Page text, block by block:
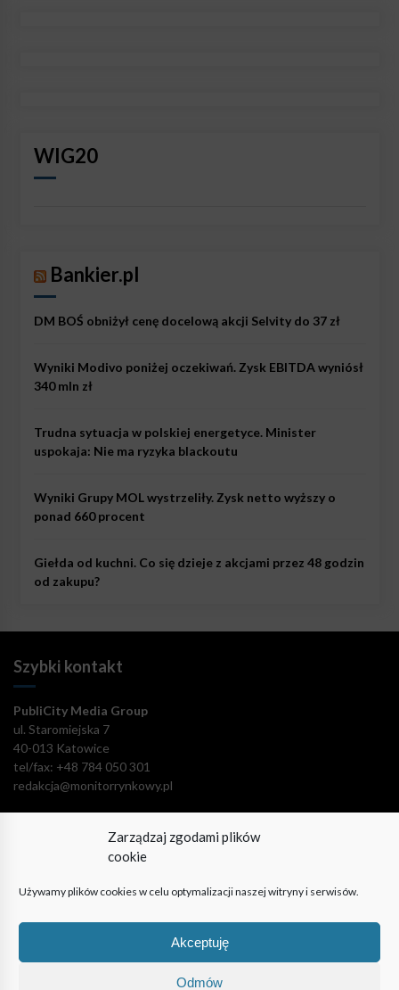
Zarządzaj zgodami plików
cookie
Używamy plików cookies w celu optymalizacji naszej witryny i serwisów.
Akceptuję
Odmów
WIG20
Bankier.pl
DM BOŚ obniżył cenę docelową akcji Selvity do 37 zł
Wyniki Modivo poniżej oczekiwań. Zysk EBITDA wyniósł
340 mln zł
Trudna sytuacja w polskiej energetyce. Minister
uspokaja: Nie ma ryzyka blackoutu
Wyniki Grupy MOL wystrzeliły. Zysk netto wyższy o
ponad 660 procent
Giełda od kuchni. Co się dzieje z akcjami przez 48 godzin
od zakupu?
Szybki kontakt
PubliCity Media Group
ul. Staromiejska 7
40-013 Katowice
tel/fax: +48 784 050 301
redakcja@monitorrynkowy.pl